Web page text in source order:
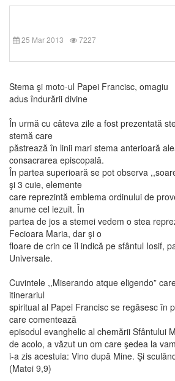
25 Mar 2013 7227
Stema şi moto-ul Papei Francisc, omagiu
adus îndurării divine
În urmă cu câteva zile a fost prezentată
stemă care
păstrează în linii mari stema anterioară
consacrarea episcopală.
În partea superioară se pot observa
şi 3 cuie, elemente
care reprezintă emblema ordinului de
anume cel iezuit. În
partea de jos a stemei vedem o stea
Fecioara Maria, dar şi o
floare de crin ce îl indică pe sfântul Iosif,
Universale.
Cuvintele ,,Miserando atque eligendo”
itinerariul
spiritual al Papei Francisc se regăsesc în
care comentează
episodul evanghelic al chemării Sfântului
de acolo, a văzut un om care şedea la
i-a zis acestuia: Vino după Mine. Şi
(Matei 9,9)